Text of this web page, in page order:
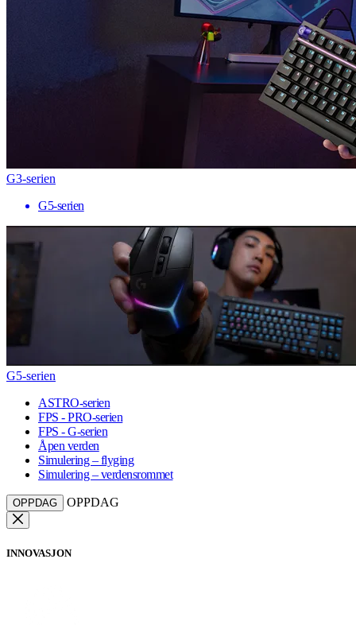
G3-serien
G5-serien
G5-serien
ASTRO-serien
FPS - PRO-serien
FPS - G-serien
Åpen verden
Simulering – flyging
Simulering – verdensrommet
OPPDAG OPPDAG
INNOVASJON